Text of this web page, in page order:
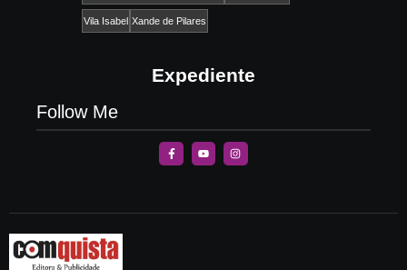
Vila Isabel Xande de Pilares
Expediente
Follow Me